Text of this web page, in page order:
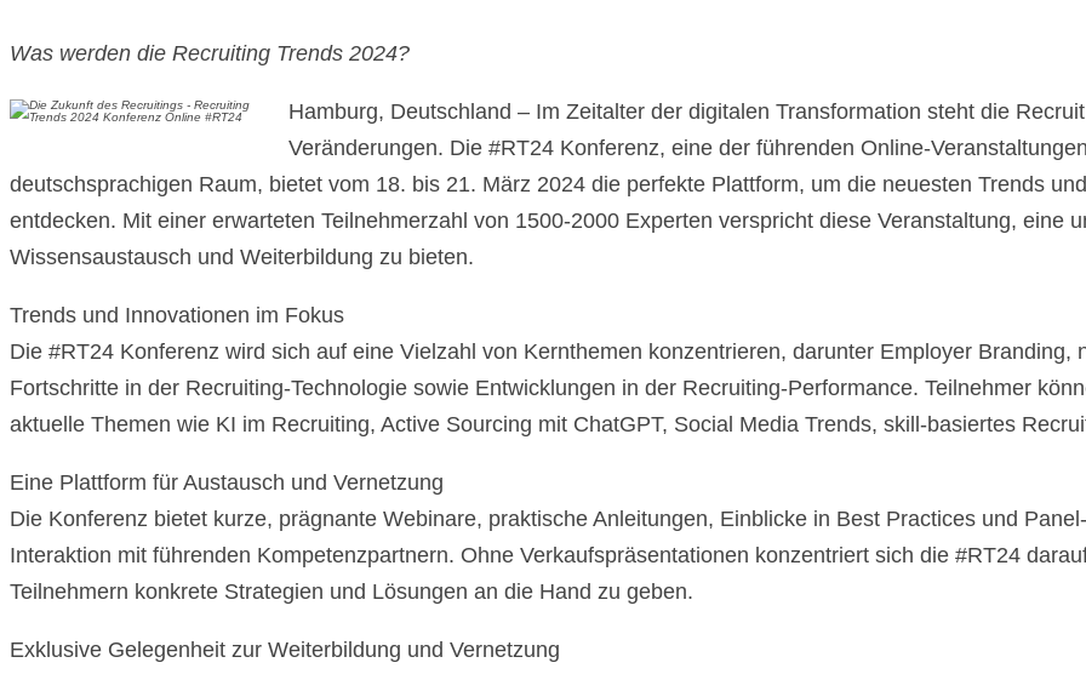
Was werden die Recruiting Trends 2024?
Hamburg, Deutschland – Im Zeitalter der digitalen Transformation steht die
Veränderungen. Die #RT24 Konferenz, eine der führenden Online-
deutschsprachigen Raum, bietet vom 18. bis 21. März 2024 die perfekte Plattform, um die neuesten Trends
entdecken. Mit einer erwarteten Teilnehmerzahl von 1500-2000 Experten verspricht diese Veranstaltung, eine
Wissensaustausch und Weiterbildung zu bieten.
Trends und Innovationen im Fokus
Die #RT24 Konferenz wird sich auf eine Vielzahl von Kernthemen konzentrieren, darunter Employer Branding,
Fortschritte in der Recruiting-Technologie sowie Entwicklungen in der Recruiting-Performance. Teilnehmer
aktuelle Themen wie KI im Recruiting, Active Sourcing mit ChatGPT, Social Media Trends, skill-basiertes
Eine Plattform für Austausch und Vernetzung
Die Konferenz bietet kurze, prägnante Webinare, praktische Anleitungen, Einblicke in Best Practices und
Interaktion mit führenden Kompetenzpartnern. Ohne Verkaufspräsentationen konzentriert sich die #RT24
Teilnehmern konkrete Strategien und Lösungen an die Hand zu geben.
Exklusive Gelegenheit zur Weiterbildung und Vernetzung